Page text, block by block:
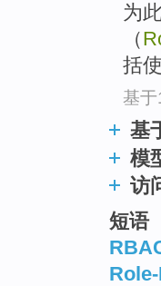
为
（
括
基
基
模
访
短语